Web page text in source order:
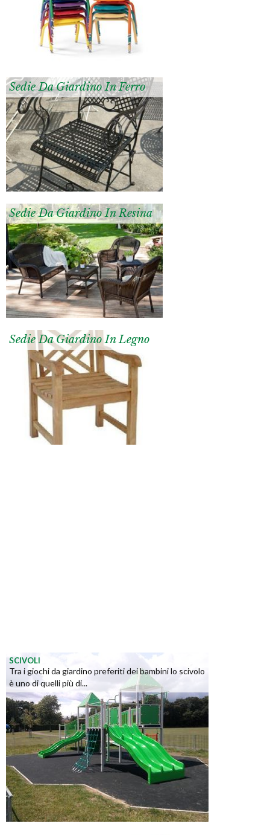
Sedie Da Giardino In Ferro
Sedie Da Giardino In Resina
Sedie Da Giardino In Legno
SCIVOLI
Tra i giochi da giardino preferiti dei bambini lo scivolo
è uno di quelli più di...